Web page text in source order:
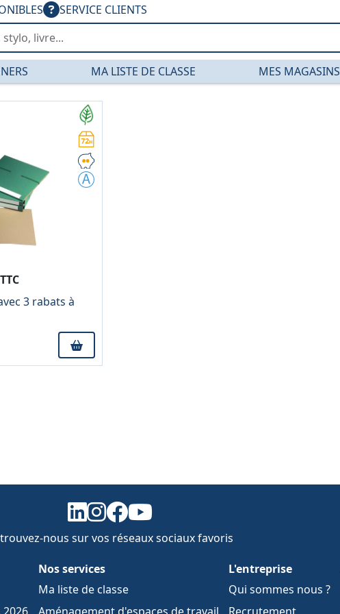
SERVICE CLIENTS
MA LISTE DE CLASSE MES MAGASINS
3 rabats à
Nos services
Ma liste de classe
L'entreprise
Qui sommes nous ?
nous sur vos réseaux sociaux favoris